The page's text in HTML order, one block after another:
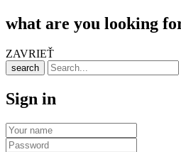
what are you looking
ZAVRIEŤ
search
Sign in